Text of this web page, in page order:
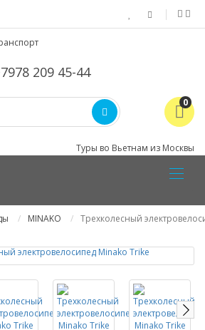
209 45-44
0
Туры во Вьетнам из Москвы
MINAKO Трехколесный